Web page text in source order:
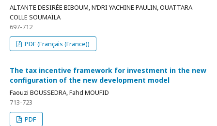
ALTANTE DESIRÉE BIBOUM, N’DRI YACHINE PAULIN, OUATTARA
COLLE SOUMAÏLA
697-712
PDF (Français (France))
The tax incentive framework for investment in the new
configuration of the new development model
Faouzi BOUSSEDRA, Fahd MOUFID
713-723
PDF